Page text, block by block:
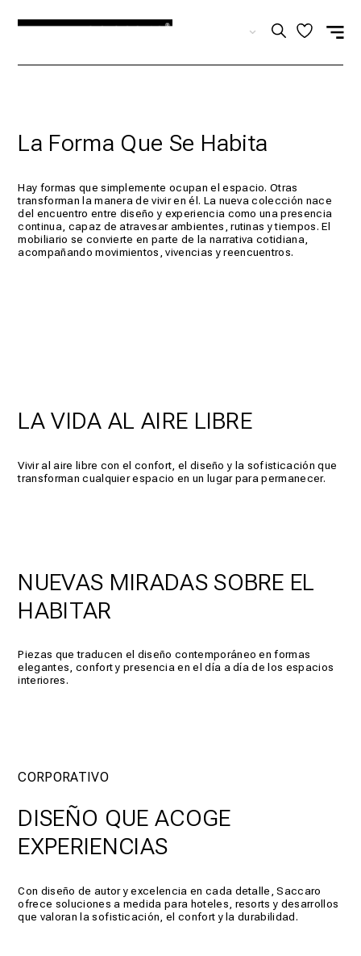
La Forma Que Se Habita
Hay formas que simplemente ocupan el espacio. Otras
transforman la manera de vivir en él. La nueva colección nace
del encuentro entre diseño y experiencia como una presencia
continua, capaz de atravesar ambientes, rutinas y tiempos. El
mobiliario se convierte en parte de la narrativa cotidiana,
acompañando movimientos, vivencias y reencuentros.
LA VIDA AL AIRE LIBRE
Vivir al aire libre con el confort, el diseño y la sofisticación que
transforman cualquier espacio en un lugar para permanecer.
NUEVAS MIRADAS SOBRE EL
HABITAR
Piezas que traducen el diseño contemporáneo en formas
elegantes, confort y presencia en el día a día de los espacios
interiores.
CORPORATIVO
DISEÑO QUE ACOGE
EXPERIENCIAS
Con diseño de autor y excelencia en cada detalle, Saccaro
ofrece soluciones a medida para hoteles, resorts y desarrollos
que valoran la sofisticación, el confort y la durabilidad.